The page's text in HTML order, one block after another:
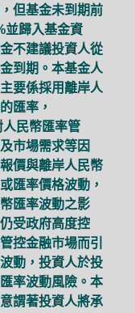
但基金未到期前
並歸入基金資
不建議投資人從
到期。本基金人
要係採用離岸人
匯率，
民幣匯率管
市場需求等因
價與離岸人民幣
匯率價格波動，
匯率波動之影
受政府高度控
控金融市場而引
動，投資人於投
率波動風險。本
謂著投資人將承